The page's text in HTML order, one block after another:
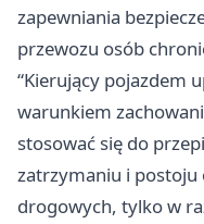
zapewniania
przewozu osób
“Kierujący pojazdem
warunkiem
stosować się do
zatrzymaniu i postoju
drogowych, tylko w